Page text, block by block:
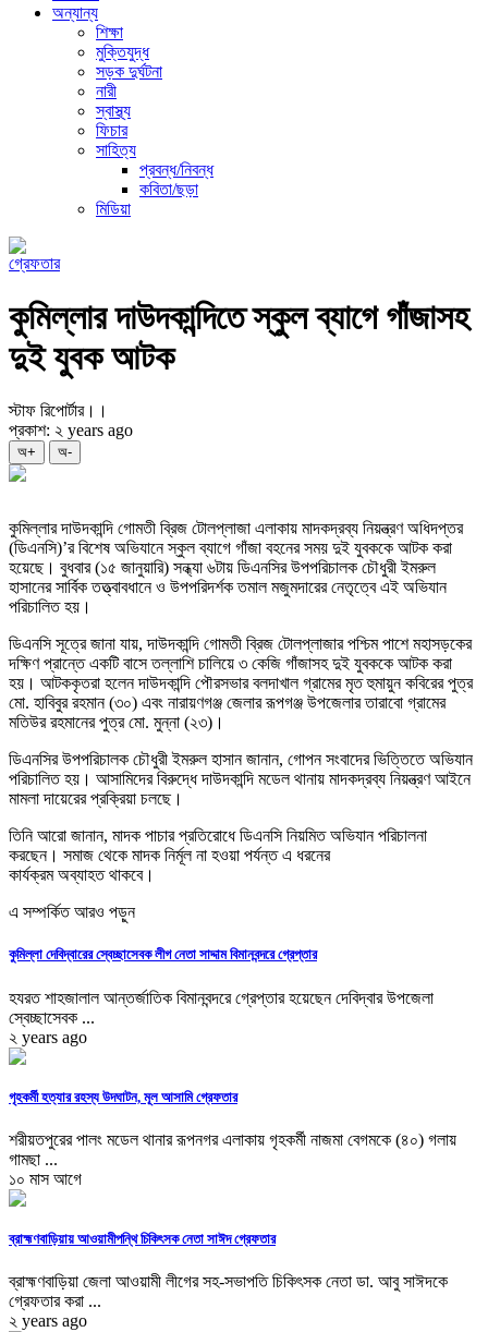
অন্যান্য
শিক্ষা
মুক্তিযুদ্ধ
সড়ক দুর্ঘটনা
নারী
স্বাস্থ্য
ফিচার
সাহিত্য
প্রবন্ধ/নিবন্ধ
কবিতা/ছড়া
মিডিয়া
গ্রেফতার
কুমিল্লার দাউদকান্দিতে স্কুল ব্যাগে গাঁজাসহ
দুই যুবক আটক
স্টাফ রিপোর্টার।।
প্রকাশ: ২ years ago
অ+ অ-
কুমিল্লার দাউদকান্দি গোমতী ব্রিজ টোলপ্লাজা এলাকায় মাদকদ্রব্য নিয়ন্ত্রণ অধিদপ্তর
(ডিএনসি)’র বিশেষ অভিযানে স্কুল ব্যাগে গাঁজা বহনের সময় দুই যুবককে আটক করা
হয়েছে। বুধবার (১৫ জানুয়ারি) সন্ধ্যা ৬টায় ডিএনসির উপপরিচালক চৌধুরী ইমরুল
হাসানের সার্বিক তত্ত্বাবধানে ও উপপরিদর্শক তমাল মজুমদারের নেতৃত্বে এই অভিযান
পরিচালিত হয়।
ডিএনসি সূত্রে জানা যায়, দাউদকান্দি গোমতী ব্রিজ টোলপ্লাজার পশ্চিম পাশে মহাসড়কের
দক্ষিণ প্রান্তে একটি বাসে তল্লাশি চালিয়ে ৩ কেজি গাঁজাসহ দুই যুবককে আটক করা
হয়। আটককৃতরা হলেন দাউদকান্দি পৌরসভার বলদাখাল গ্রামের মৃত হুমায়ুন কবিরের পুত্র
মো. হাবিবুর রহমান (৩০) এবং নারায়ণগঞ্জ জেলার রূপগঞ্জ উপজেলার তারাবো গ্রামের
মতিউর রহমানের পুত্র মো. মুন্না (২৩)।
ডিএনসির উপপরিচালক চৌধুরী ইমরুল হাসান জানান, গোপন সংবাদের ভিত্তিতে অভিযান
পরিচালিত হয়। আসামিদের বিরুদ্ধে দাউদকান্দি মডেল থানায় মাদকদ্রব্য নিয়ন্ত্রণ আইনে
মামলা দায়েরের প্রক্রিয়া চলছে।
তিনি আরো জানান, মাদক পাচার প্রতিরোধে ডিএনসি নিয়মিত অভিযান পরিচালনা
করছেন। সমাজ থেকে মাদক নির্মূল না হওয়া পর্যন্ত এ ধরনের
কার্যক্রম অব্যাহত থাকবে।
এ সম্পর্কিত আরও পড়ুন
কুমিল্লা দেবিদ্বারের স্বেচ্ছাসেবক লীগ নেতা সাদ্দাম বিমানবন্দরে গ্রেপ্তার
হযরত শাহজালাল আন্তর্জাতিক বিমানবন্দরে গ্রেপ্তার হয়েছেন দেবিদ্বার উপজেলা
স্বেচ্ছাসেবক ...
২ years ago
গৃহকর্মী হত্যার রহস্য উদঘাটন, মূল আসামি গ্রেফতার
শরীয়তপুরের পালং মডেল থানার রূপনগর এলাকায় গৃহকর্মী নাজমা বেগমকে (৪০) গলায়
গামছা ...
১০ মাস আগে
ব্রাহ্মণবাড়িয়ায় আওয়ামীপন্থি চিকিৎসক নেতা সাঈদ গ্রেফতার
ব্রাহ্মণবাড়িয়া জেলা আওয়ামী লীগের সহ-সভাপতি চিকিৎসক নেতা ডা. আবু সাঈদকে
গ্রেফতার করা ...
২ years ago